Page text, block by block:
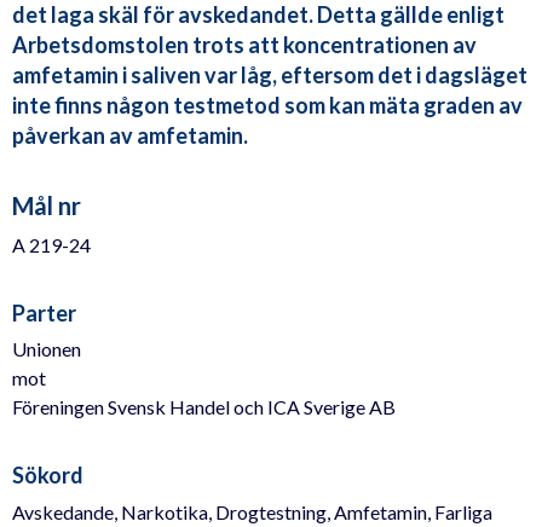
det laga skäl för avskedandet. Detta gällde enligt
Arbetsdomstolen trots att koncentrationen av
amfetamin i saliven var låg, eftersom det i dagsläget
inte finns någon testmetod som kan mäta graden av
påverkan av amfetamin.
Mål nr
A 219-24
Parter
Unionen
mot
Föreningen Svensk Handel och ICA Sverige AB
Sökord
Avskedande, Narkotika, Drogtestning, Amfetamin, Farliga